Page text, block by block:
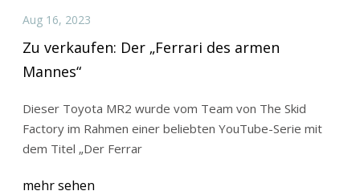
Aug 16, 2023
Zu verkaufen: Der „Ferrari des armen
Mannes“
Dieser Toyota MR2 wurde vom Team von The Skid
Factory im Rahmen einer beliebten YouTube-Serie mit
dem Titel „Der Ferrar
mehr sehen